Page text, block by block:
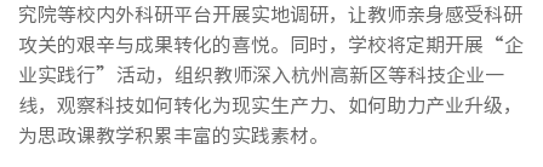
究院等校内外科研平台开展实地调研，让教师亲身感受科研
攻关的艰辛与成果转化的喜悦。同时，学校将定期开展“企
业实践行”活动，组织教师深入杭州高新区等科技企业一
线，观察科技如何转化为现实生产力、如何助力产业升级，
为思政课教学积累丰富的实践素材。